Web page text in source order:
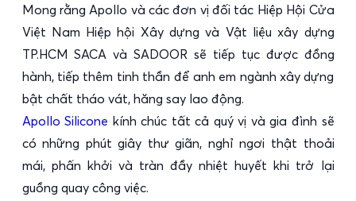
Mong rằng Apollo và các đơn vị đối tác Hiệp Hội Cửa
Việt Nam Hiệp hội Xây dựng và Vật liệu xây dựng
TP.HCM SACA và SADOOR sẽ tiếp tục được đồng
hành, tiếp thêm tinh thần để anh em ngành xây dựng
bật chất tháo vát, hăng say lao động.
Apollo Silicone kính chúc tất cả quý vị và gia đình sẽ
có những phút giây thư giãn, nghỉ ngơi thật thoải
mái, phấn khởi và tràn đầy nhiệt huyết khi trở lại
guồng quay công việc.